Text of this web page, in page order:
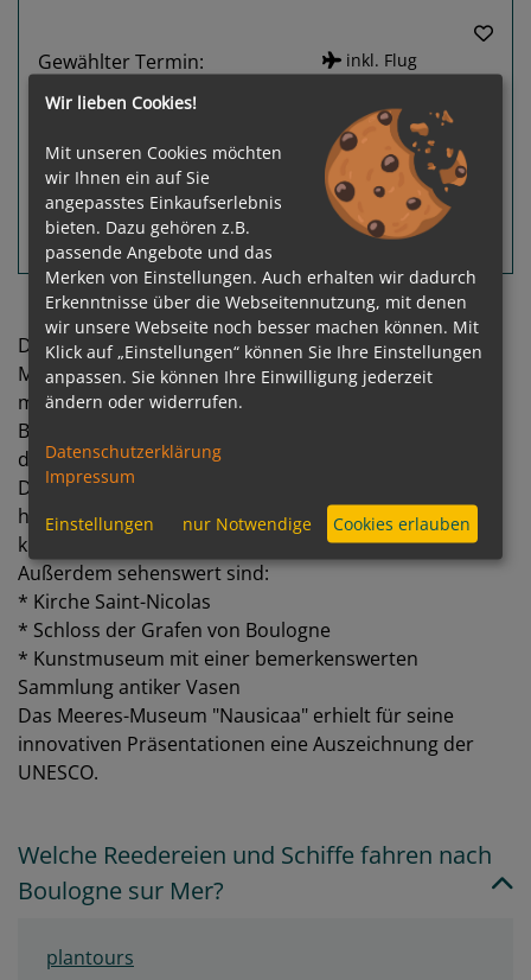
Gewählter Termin:
04.01.2027 - 13.01.2027
inkl. Flug
zur Reise
Routeninfos
Die meisten Sehenswürdigkeiten von Boulogne-sur-
Mer befinden sich in der oberen Stadt, umgeben von
mittelalterlichen Befestigungsanlagen.
Besonders interessant sind die Porte des Degrés und
die Porte Gayolle, die beide aus dem 13. Jh. stammen.
Das eindrucksvollste Gebäude der Stadt ist die 100 m
hohe Kathedrale Notre-Dame, erbaut im 19. Jh. in
klassizistischem Stil.
Außerdem sehenswert sind:
* Kirche Saint-Nicolas
* Schloss der Grafen von Boulogne
* Kunstmuseum mit einer bemerkenswerten
Sammlung antiker Vasen
Das Meeres-Museum "Nausicaa" erhielt für seine
innovativen Präsentationen eine Auszeichnung der
UNESCO.
Welche Reedereien und Schiffe fahren nach
Boulogne sur Mer?
plantours
Wir lieben Cookies!
Mit unseren Cookies möchten
wir Ihnen ein auf Sie
angepasstes Einkaufserlebnis
bieten. Dazu gehören z.B.
passende Angebote und das
Merken von Einstellungen. Auch erhalten wir dadurch
Erkenntnisse über die Webseitennutzung, mit denen
wir unsere Webseite noch besser machen können. Mit
Klick auf „Einstellungen“ können Sie Ihre Einstellungen
anpassen. Sie können Ihre Einwilligung jederzeit
ändern oder widerrufen.
Datenschutzerklärung
Impressum
Einstellungen nur Notwendige Cookies erlauben